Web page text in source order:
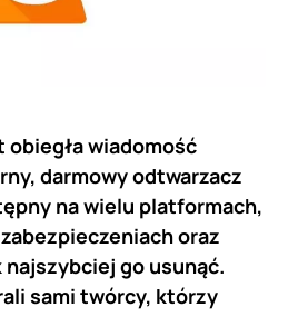
wiadomość
darmowy odtwarzacz
na wielu platformach,
oraz
go usunąć.
sami twórcy, którzy